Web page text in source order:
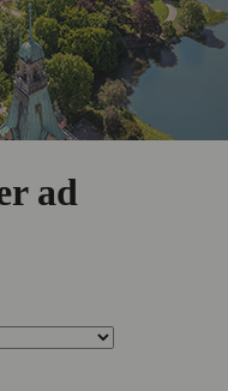
ad